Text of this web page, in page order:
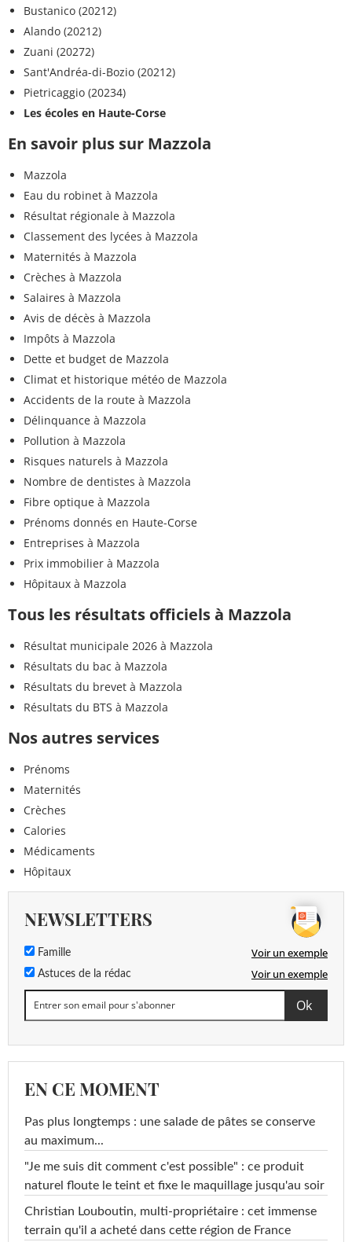
Bustanico (20212)
Alando (20212)
Zuani (20272)
Sant'Andréa-di-Bozio (20212)
Pietricaggio (20234)
Les écoles en Haute-Corse
En savoir plus sur Mazzola
Mazzola
Eau du robinet à Mazzola
Résultat régionale à Mazzola
Classement des lycées à Mazzola
Maternités à Mazzola
Crèches à Mazzola
Salaires à Mazzola
Avis de décès à Mazzola
Impôts à Mazzola
Dette et budget de Mazzola
Climat et historique météo de Mazzola
Accidents de la route à Mazzola
Délinquance à Mazzola
Pollution à Mazzola
Risques naturels à Mazzola
Nombre de dentistes à Mazzola
Fibre optique à Mazzola
Prénoms donnés en Haute-Corse
Entreprises à Mazzola
Prix immobilier à Mazzola
Hôpitaux à Mazzola
Tous les résultats officiels à Mazzola
Résultat municipale 2026 à Mazzola
Résultats du bac à Mazzola
Résultats du brevet à Mazzola
Résultats du BTS à Mazzola
Nos autres services
Prénoms
Maternités
Crèches
Calories
Médicaments
Hôpitaux
NEWSLETTERS
Famille Voir un exemple
Astuces de la rédac Voir un exemple
EN CE MOMENT
Pas plus longtemps : une salade de pâtes se conserve
au maximum...
"Je me suis dit comment c'est possible" : ce produit
naturel floute le teint et fixe le maquillage jusqu'au soir
Christian Louboutin, multi-propriétaire : cet immense
terrain qu'il a acheté dans cette région de France